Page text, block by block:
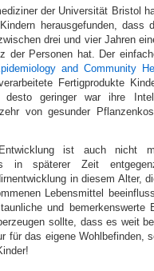
der Universität Bristol
herausgefunden, dass
drei und vier Jahren
der Personen hat. Der
and Community
Fertigprodukte
desto geringer war ihre
von gesunder
ist auch nicht
in späterer Zeit
in diesem Alter,
Lebensmittel
und bemerkenswerte
sollte, dass es weit
für das eigene Wohlbefinden,